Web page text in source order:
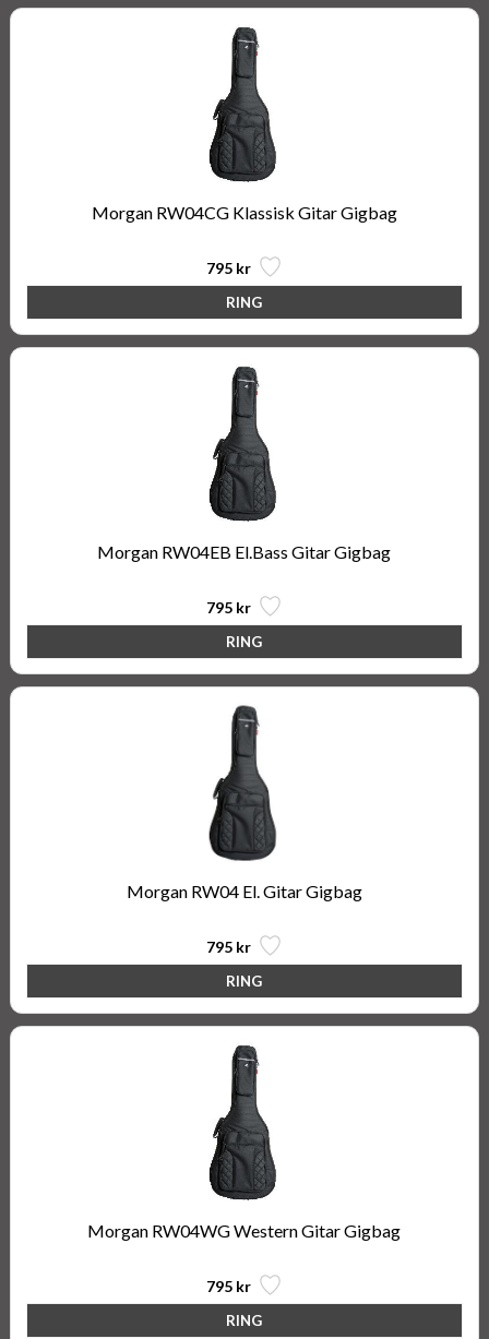
Morgan RW04CG Klassisk Gitar Gigbag
795 kr
Morgan RW04EB El.Bass Gitar Gigbag
795 kr
Morgan RW04 El. Gitar Gigbag
795 kr
Morgan RW04WG Western Gitar Gigbag
795 kr